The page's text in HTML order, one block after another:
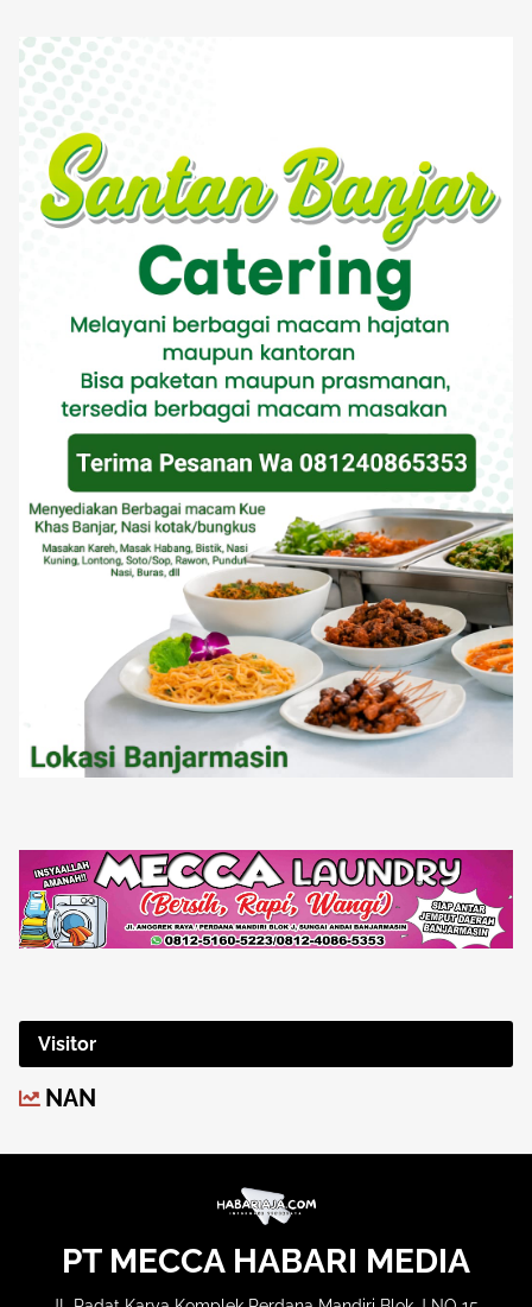
Visitor
NAN
PT MECCA HABARI MEDIA